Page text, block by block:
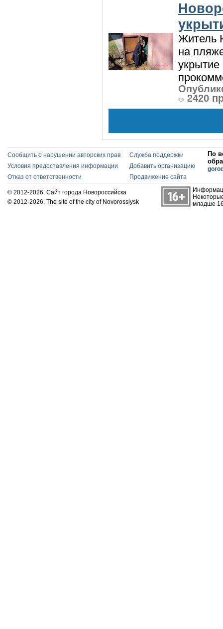
Житель
на
2420
Сообщить о нарушении авторских прав
Условия предоставления информации
Отказ от ответственности
Служба поддержки
Добавить организацию
Продвижение сайта
По
© 2012-2026. Сайт города Новороссийска
© 2012-2026. The site of the city of Novorossiysk
младше